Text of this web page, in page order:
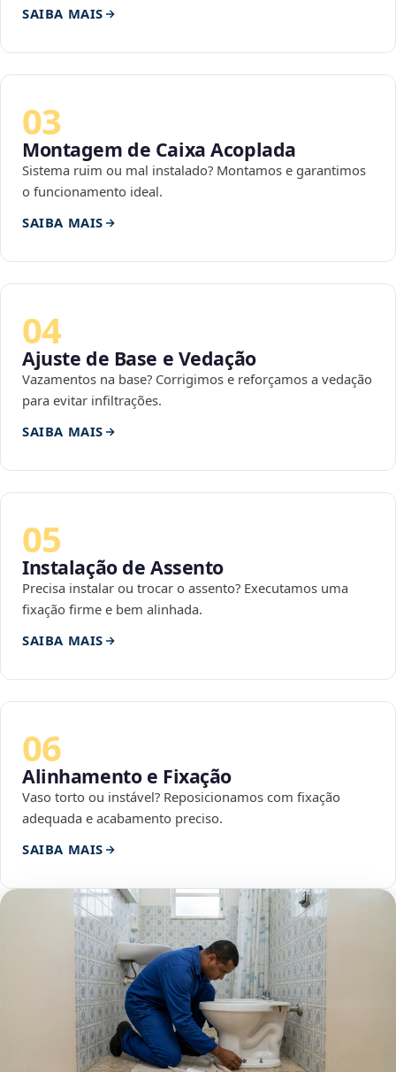
SAIBA MAIS
03
Montagem de Caixa Acoplada
Sistema ruim ou mal instalado? Montamos e garantimos
o funcionamento ideal.
SAIBA MAIS
04
Ajuste de Base e Vedação
Vazamentos na base? Corrigimos e reforçamos a vedação
para evitar infiltrações.
SAIBA MAIS
05
Instalação de Assento
Precisa instalar ou trocar o assento? Executamos uma
fixação firme e bem alinhada.
SAIBA MAIS
06
Alinhamento e Fixação
Vaso torto ou instável? Reposicionamos com fixação
adequada e acabamento preciso.
SAIBA MAIS